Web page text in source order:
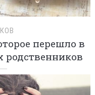
перешло в
родственников